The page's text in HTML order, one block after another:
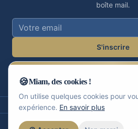
boîte mail.
S'inscrire
Désinscription possible à
🍪Miam, des cookies !
On utilise quelques cookies pour
expérience. En savoir plus